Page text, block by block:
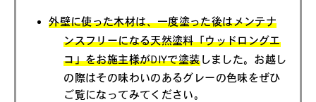
外壁に使った木材は、一度塗った後はメンテナ
ンスフリーになる天然塗料「ウッドロングエ
コ」をお施主様がDIYで塗装しました。お越し
の際はその味わいのあるグレーの色味をぜひ
ご覧になってみてください。